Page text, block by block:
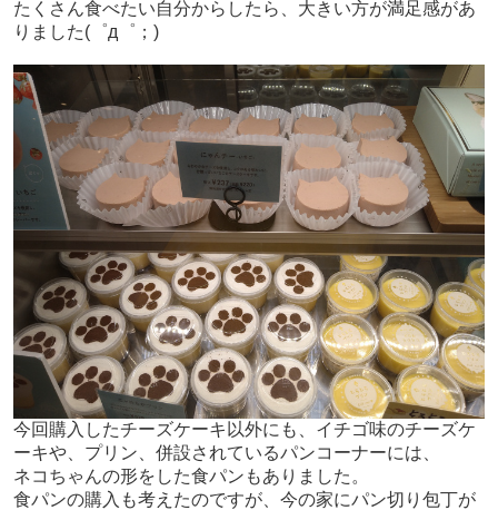
たくさん食べたい自分からしたら、大きい方が満足感があ
りました(゜д゜；)
今回購入したチーズケーキ以外にも、イチゴ味のチーズケ
ーキや、プリン、併設されているパンコーナーには、
ネコちゃんの形をした食パンもありました。
食パンの購入も考えたのですが、今の家にパン切り包丁が